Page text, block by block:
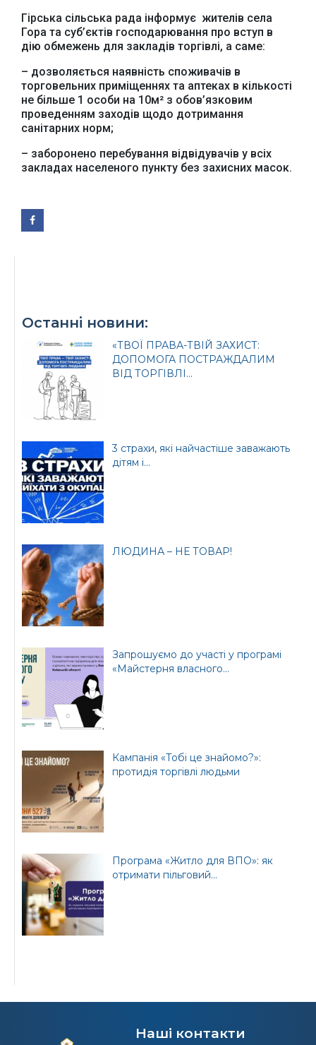
Гірська сільська рада інформує жителів села
Гора та суб’єктів господарювання про вступ в
дію обмежень для закладів торгівлі, а саме:
– дозволяється наявність споживачів в
торговельних приміщеннях та аптеках в кількості
не більше 1 особи на 10м² з обов’язковим
проведенням заходів щодо дотримання
санітарних норм;
– заборонено перебування відвідувачів у всіх
закладах населеного пункту без захисних масок.
Останні новини:
«ТВОЇ ПРАВА-ТВІЙ ЗАХИСТ:
ДОПОМОГА ПОСТРАЖДАЛИМ
ВІД ТОРГІВЛІ...
3 страхи, які найчастіше заважають
дітям і...
ЛЮДИНА – НЕ ТОВАР!
Запрошуємо до участі у програмі
«Майстерня власного...
Кампанія «Тобі це знайомо?»:
протидія торгівлі людьми
Програма «Житло для ВПО»: як
отримати пільговий...
Наші контакти
Офіційний веб-сайт
Верховної Ради
Офіційне інтернет-
представництво
Урядовий портал
Офіційний веб-сайт
Бориспільської РДА Бориспільської
районної ради